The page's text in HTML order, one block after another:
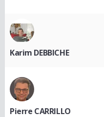
Karim DEBBICHE
Pierre CARRILLO